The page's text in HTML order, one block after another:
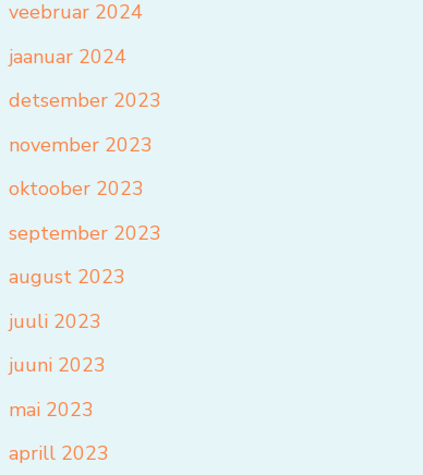
veebruar 2024
jaanuar 2024
detsember 2023
november 2023
oktoober 2023
september 2023
august 2023
juuli 2023
juuni 2023
mai 2023
aprill 2023